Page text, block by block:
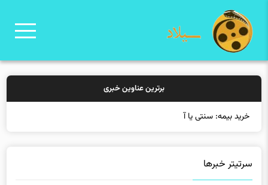
برترین عناوین خبری
خرید بیمه: سنتی یا آنلاین؟ کدامیک تجربه ب
سرتیتر خبرها